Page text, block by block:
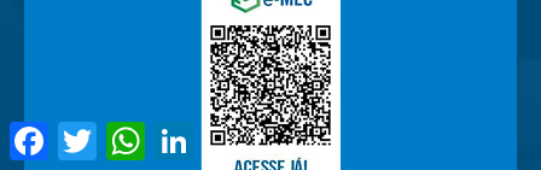
FacebookTwitter WhatsAppLinkedIn